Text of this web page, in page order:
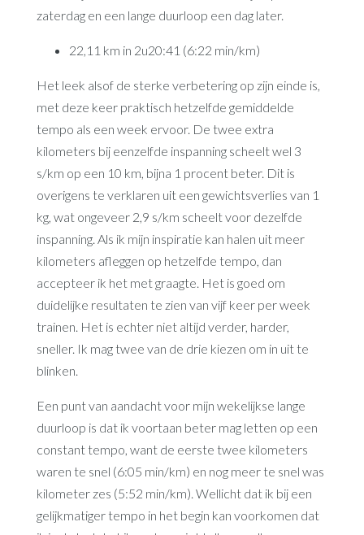
zaterdag en een lange duurloop een dag later.
22,11 km in 2u20:41 (6:22 min/km)
Het leek alsof de sterke verbetering op zijn einde is,
met deze keer praktisch hetzelfde gemiddelde
tempo als een week ervoor. De twee extra
kilometers bij eenzelfde inspanning scheelt wel 3
s/km op een 10 km, bijna 1 procent beter. Dit is
overigens te verklaren uit een gewichtsverlies van 1
kg, wat ongeveer 2,9 s/km scheelt voor dezelfde
inspanning. Als ik mijn inspiratie kan halen uit meer
kilometers afleggen op hetzelfde tempo, dan
accepteer ik het met graagte. Het is goed om
duidelijke resultaten te zien van vijf keer per week
trainen. Het is echter niet altijd verder, harder,
sneller. Ik mag twee van de drie kiezen om in uit te
blinken.
Een punt van aandacht voor mijn wekelijkse lange
duurloop is dat ik voortaan beter mag letten op een
constant tempo, want de eerste twee kilometers
waren te snel (6:05 min/km) en nog meer te snel was
kilometer zes (5:52 min/km). Wellicht dat ik bij een
gelijkmatiger tempo in het begin kan voorkomen dat